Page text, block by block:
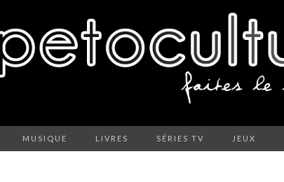
MUSIQUE LIVRES SÉRIES TV JEUX